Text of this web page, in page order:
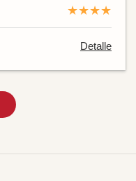
★★★★
Detalle